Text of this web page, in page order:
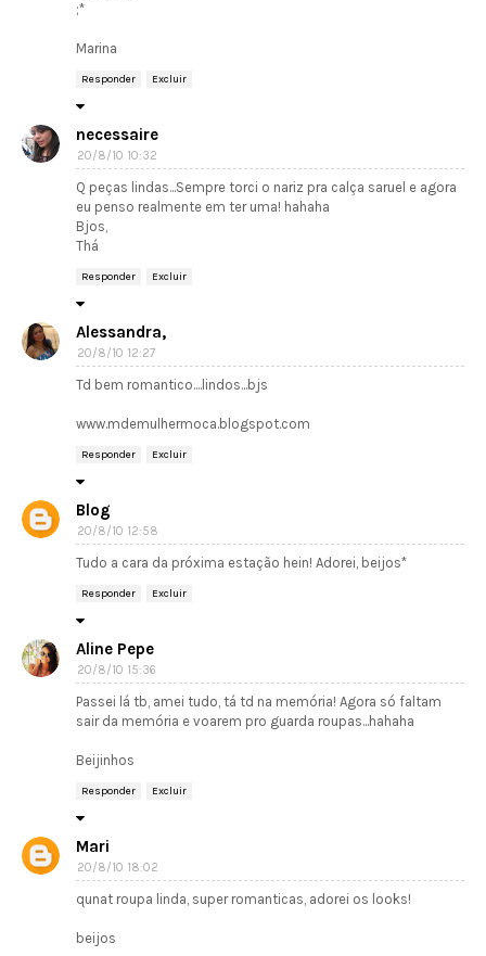
;*
Marina
Responder Excluir
necessaire
20/8/10 10:32
Q peças lindas...Sempre torci o nariz pra calça saruel e agora
eu penso realmente em ter uma! hahaha
Bjos,
Thá
Responder Excluir
Alessandra,
20/8/10 12:27
Td bem romantico....lindos...bjs
www.mdemulhermoca.blogspot.com
Responder Excluir
Blog
20/8/10 12:58
Tudo a cara da próxima estação hein! Adorei, beijos*
Responder Excluir
Aline Pepe
20/8/10 15:36
Passei lá tb, amei tudo, tá td na memória! Agora só faltam
sair da memória e voarem pro guarda roupas...hahaha
Beijinhos
Responder Excluir
Mari
20/8/10 18:02
qunat roupa linda, super romanticas, adorei os looks!
beijos